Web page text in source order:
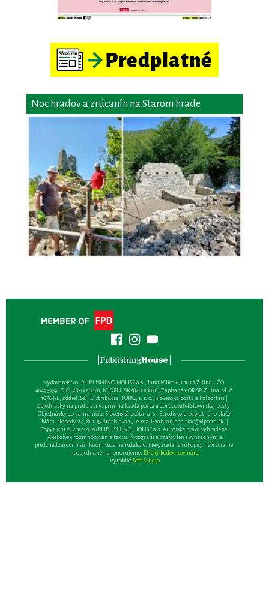
Noc hradov a zrúcanín na Starom hrade
Vydavateľsťvo: PUBLISHING HOUSE a.s., Jána Milca 6, 010 01 Žilina, IČO:
46495959, DIČ: 2820016078, IČ DPH: SK2820016078, Zapísané v OR SR Žilina: vl. č.
10764/L, oddiel: Sa | Distribúcia: TOPAS, s. r. o., Slovenská pošta a kolportéri |
Objednávky na predplatné: prijíma každá pošta a doručovateľ Slovenskej pošty |
Objednávky do zahraničia: Slovenská pošta, a. s., Stredisko predplatného tlače,
Nám. slobody 27, 810 05 Bratislava 15, e-mail:zahranicna.tlac@slposta.sk. |
Copyright © 2012-2026 PUBLISHING HOUSE a.s. Autorské práva vyhradené.
Akékoľvek rozmnožovanie textu, fotografií a grafov len s výhradným a
predchádzajúcim súhlasom vedenia redakcie. Nevyžiadané rukopisy nevraciame,
neobjednané nehonorujeme. Etický kódex novinára
VyrobiloSoft Studio